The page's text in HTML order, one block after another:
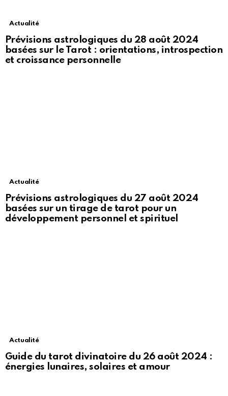
Actualité
Prévisions astrologiques du 28 août 2024
basées sur le Tarot : orientations, introspection
et croissance personnelle
Actualité
Prévisions astrologiques du 27 août 2024
basées sur un tirage de tarot pour un
développement personnel et spirituel
Actualité
Guide du tarot divinatoire du 26 août 2024 :
énergies lunaires, solaires et amour